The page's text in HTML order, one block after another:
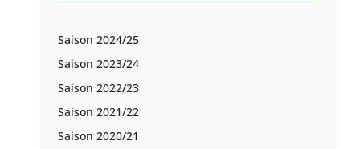
Saison 2024/25
Saison 2023/24
Saison 2022/23
Saison 2021/22
Saison 2020/21